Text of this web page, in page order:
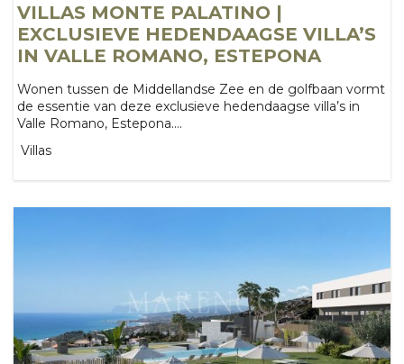
VILLAS MONTE PALATINO |
EXCLUSIEVE HEDENDAAGSE VILLA’S
IN VALLE ROMANO, ESTEPONA
Wonen tussen de Middellandse Zee en de golfbaan vormt
de essentie van deze exclusieve hedendaagse villa’s in
Valle Romano, Estepona....
Villas